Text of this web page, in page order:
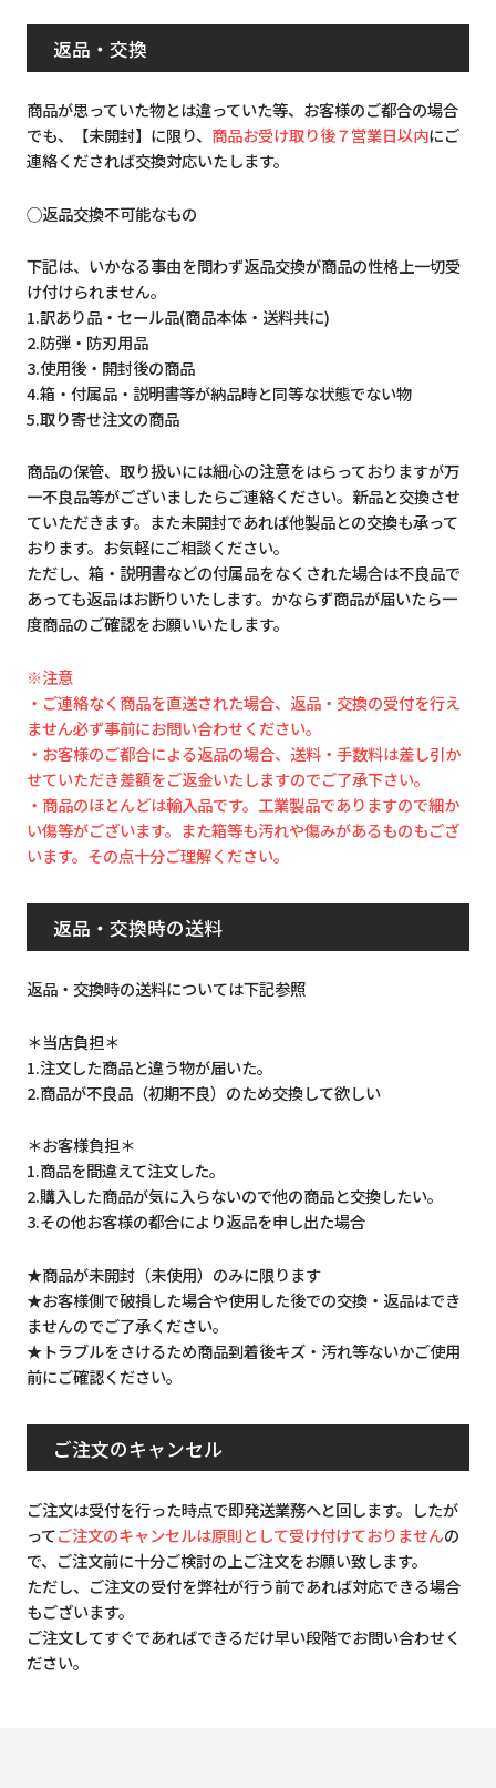
返品・交換
商品が思っていた物とは違っていた等、お客様のご都合の場合
でも、【未開封】に限り、 商品お受け取り後７営業日以内にご
連絡くだされば交換対応いたします。
◯返品交換不可能なもの
下記は、いかなる事由を問わず返品交換が商品の性格上一切受
け付けられません。
1.訳あり品・セール品(商品本体・送料共に)
2.防弾・防刃用品
3.使用後・開封後の商品
4.箱・付属品・説明書等が納品時と同等な状態でない物
5.取り寄せ注文の商品
商品の保管、取り扱いには細心の注意をはらっておりますが万
一不良品等がございましたらご連絡ください。新品と交換させ
ていただきます。また未開封であれば他製品との交換も承って
おります。お気軽にご相談ください。
ただし、箱・説明書などの付属品をなくされた場合は不良品で
あっても返品はお断りいたします。かならず商品が届いたら一
度商品のご確認をお願いいたします。
※注意
・ご連絡なく商品を直送された場合、返品・交換の受付を行え
ません必ず事前にお問い合わせください。
・お客様のご都合による返品の場合、送料・手数料は差し引か
せていただき差額をご返金いたしますのでご了承下さい。
・商品のほとんどは輸入品です。工業製品でありますので細か
い傷等がございます。また箱等も汚れや傷みがあるものもござ
います。その点十分ご理解ください。
返品・交換時の送料
返品・交換時の送料については下記参照
＊当店負担＊
1.注文した商品と違う物が届いた。
2.商品が不良品（初期不良）のため交換して欲しい
＊お客様負担＊
1.商品を間違えて注文した。
2.購入した商品が気に入らないので他の商品と交換したい。
3.その他お客様の都合により返品を申し出た場合
★商品が未開封（未使用）のみに限ります
★お客様側で破損した場合や使用した後での交換・返品はでき
ませんのでご了承ください。
★トラブルをさけるため商品到着後キズ・汚れ等ないかご使用
前にご確認ください。
ご注文のキャンセル
ご注文は受付を行った時点で即発送業務へと回します。したが
ってご注文のキャンセルは原則として受け付けておりませんの
で、ご注文前に十分ご検討の上ご注文をお願い致します。
ただし、ご注文の受付を弊社が行う前であれば対応できる場合
もございます。
ご注文してすぐであればできるだけ早い段階でお問い合わせく
ださい。